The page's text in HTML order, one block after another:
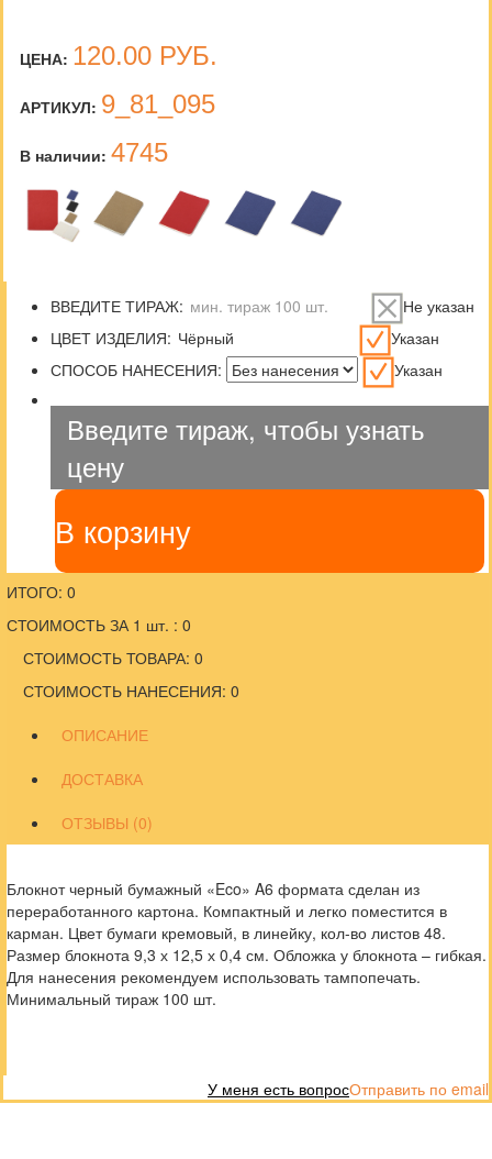
ЦЕНА: 120.00 РУБ.
АРТИКУЛ: 9_81_095
В наличии: 4745
ВВЕДИТЕ ТИРАЖ:
Не указан
ЦВЕТ ИЗДЕЛИЯ:
Указан
СПОСОБ НАНЕСЕНИЯ:
Указан
Введите тираж, чтобы узнать
цену
В корзину
ИТОГО: 0
СТОИМОСТЬ ЗА 1 шт. : 0
СТОИМОСТЬ ТОВАРА: 0
СТОИМОСТЬ НАНЕСЕНИЯ: 0
ОПИСАНИЕ
ДОСТАВКА
ОТЗЫВЫ (0)
Блокнот черный бумажный «Eco» A6 формата сделан из
переработанного картона. Компактный и легко поместится в
карман. Цвет бумаги кремовый, в линейку, кол-во листов 48.
Размер блокнота 9,3 х 12,5 х 0,4 см. Обложка у блокнота – гибкая.
Для нанесения рекомендуем использовать тампопечать.
Минимальный тираж 100 шт.
Отправить по email
У меня есть вопрос